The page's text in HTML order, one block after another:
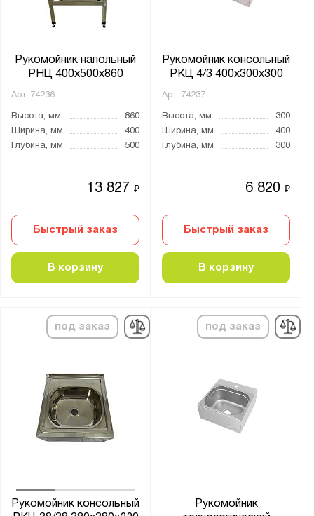
Рукомойник напольный
РНЦ 400x500x860
Арт. 74236
Высота, мм
860
Ширина, мм
400
Глубина, мм
500
13 827₽
Быстрый заказ
В корзину
Рукомойник консольный
РКЦ 4/3 400x300x300
Арт. 74237
Высота, мм
300
Ширина, мм
400
Глубина, мм
300
6 820₽
Быстрый заказ
В корзину
под заказ
Рукомойник консольный
под заказ
Рукомойник
от до
Размер моечного отделения:
190x200x300
240x250x350
325x265x150
394x394x250
400x330x140
400x400x250
430x430x250
430x430x430
494x494x250
500x400x250
500x500x300
530x530x350